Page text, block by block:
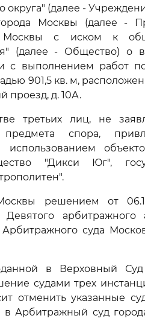
округа" (далее -
Москвы (далее -
с иском к
(далее - Общество) о
с выполнением работ
901,5 кв. м,
проезд, д. 10А.
третьих лиц, не
спора,
"Дикси Юг",
решением от
арбитражного
суда
в Верховный
судами трех
отменить указанные
в Арбитражный суд